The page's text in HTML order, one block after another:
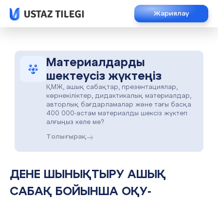
Жариялау
Материалдарды
шектеусіз жүктеңіз
ҚМЖ, ашық сабақтар, презентациялар,
көрнекіліктер, дидактикалық материалдар,
авторлық бағдарламалар және тағы басқа
400 000-астам материалды шексіз жүктеп
алғыңыз келе ме?
Толығырақ
ДЕНЕ ШЫНЫҚТЫРУ АШЫҚ
САБАҚ БОЙЫНША ОҚУ-